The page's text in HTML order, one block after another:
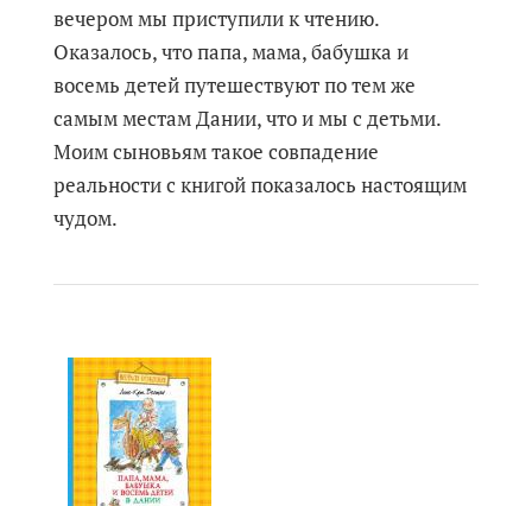
вечером мы приступили к чтению.
Оказалось, что папа, мама, бабушка и
восемь детей путешествуют по тем же
самым местам Дании, что и мы с детьми.
Моим сыновьям такое совпадение
реальности с книгой показалось настоящим
чудом.